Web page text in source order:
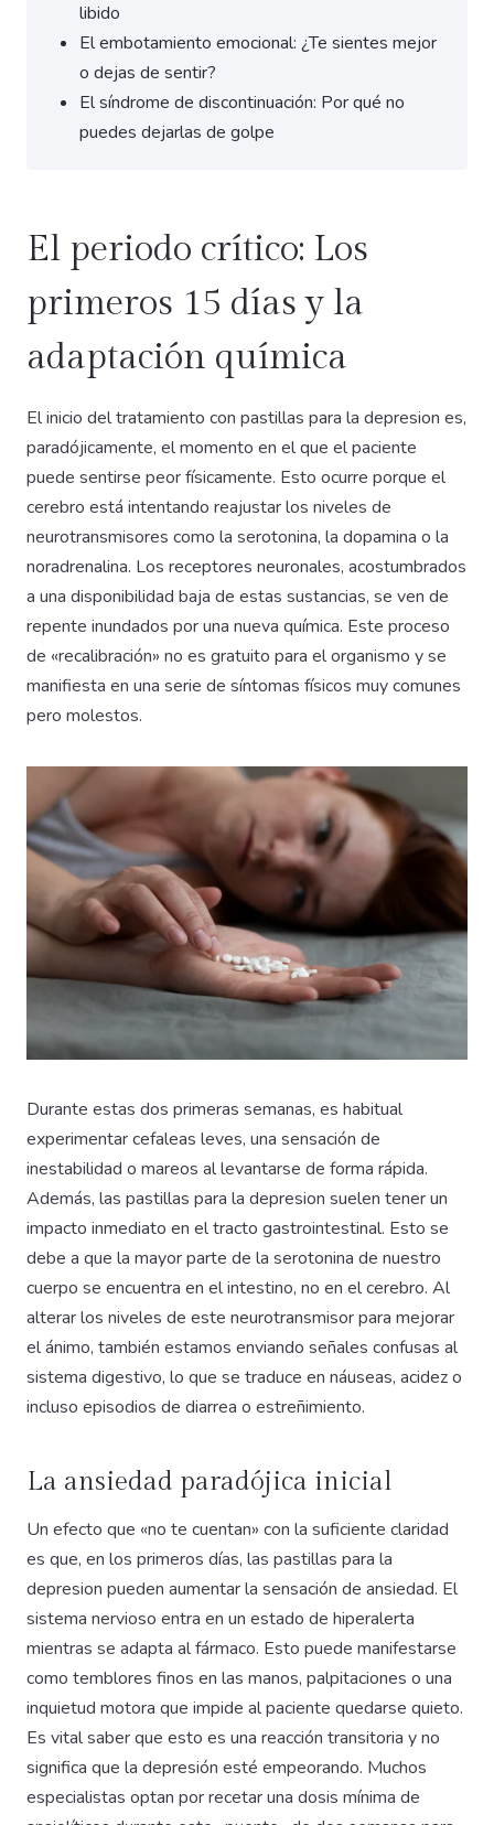
libido
El embotamiento emocional: ¿Te sientes mejor
o dejas de sentir?
El síndrome de discontinuación: Por qué no
puedes dejarlas de golpe
El periodo crítico: Los
primeros 15 días y la
adaptación química
El inicio del tratamiento con pastillas para la depresion es,
paradójicamente, el momento en el que el paciente
puede sentirse peor físicamente. Esto ocurre porque el
cerebro está intentando reajustar los niveles de
neurotransmisores como la serotonina, la dopamina o la
noradrenalina. Los receptores neuronales, acostumbrados
a una disponibilidad baja de estas sustancias, se ven de
repente inundados por una nueva química. Este proceso
de «recalibración» no es gratuito para el organismo y se
manifiesta en una serie de síntomas físicos muy comunes
pero molestos.
Durante estas dos primeras semanas, es habitual
experimentar cefaleas leves, una sensación de
inestabilidad o mareos al levantarse de forma rápida.
Además, las pastillas para la depresion suelen tener un
impacto inmediato en el tracto gastrointestinal. Esto se
debe a que la mayor parte de la serotonina de nuestro
cuerpo se encuentra en el intestino, no en el cerebro. Al
alterar los niveles de este neurotransmisor para mejorar
el ánimo, también estamos enviando señales confusas al
sistema digestivo, lo que se traduce en náuseas, acidez o
incluso episodios de diarrea o estreñimiento.
La ansiedad paradójica inicial
Un efecto que «no te cuentan» con la suficiente claridad
es que, en los primeros días, las pastillas para la
depresion pueden aumentar la sensación de ansiedad. El
sistema nervioso entra en un estado de hiperalerta
mientras se adapta al fármaco. Esto puede manifestarse
como temblores finos en las manos, palpitaciones o una
inquietud motora que impide al paciente quedarse quieto.
Es vital saber que esto es una reacción transitoria y no
significa que la depresión esté empeorando. Muchos
especialistas optan por recetar una dosis mínima de